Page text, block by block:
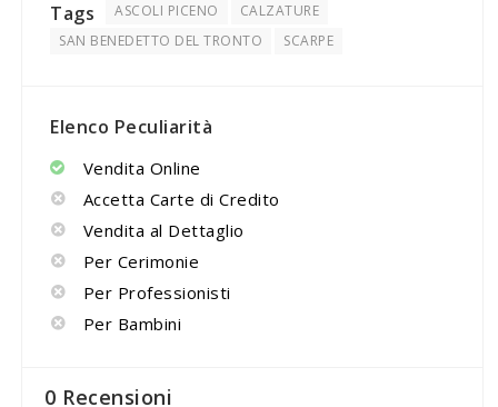
Tags ASCOLI PICENO
CALZATURE
SAN BENEDETTO DEL TRONTO
SCARPE
Elenco Peculiarità
Vendita Online
Accetta Carte di Credito
Vendita al Dettaglio
Per Cerimonie
Per Professionisti
Per Bambini
0 Recensioni